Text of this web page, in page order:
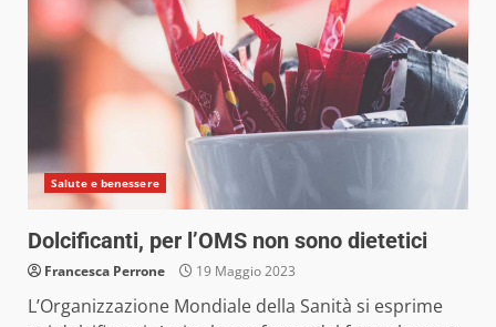
Salute e benessere
Dolcificanti, per l’OMS non sono dietetici
Francesca Perrone 19 Maggio 2023
L’Organizzazione Mondiale della Sanità si esprime